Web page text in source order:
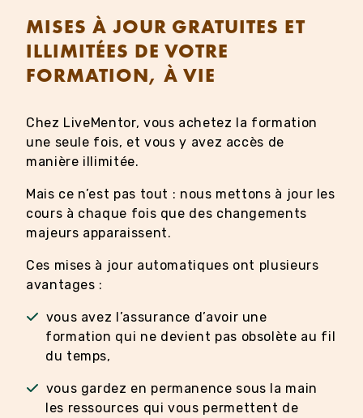
MISES À JOUR GRATUITES ET
ILLIMITÉES DE VOTRE
FORMATION, À VIE
Chez LiveMentor, vous achetez la formation
une seule fois, et vous y avez accès de
manière illimitée.
Mais ce n’est pas tout : nous mettons à jour les
cours à chaque fois que des changements
majeurs apparaissent.
Ces mises à jour automatiques ont plusieurs
avantages :
vous avez l’assurance d’avoir une
formation qui ne devient pas obsolète au fil
du temps,
vous gardez en permanence sous la main
les ressources qui vous permettent de